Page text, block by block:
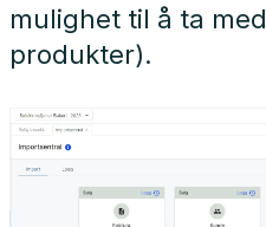
mulighet til å ta med
produkter).